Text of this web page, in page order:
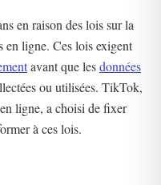
en raison des lois sur la
en ligne. Ces lois exigent
avant que lesdonnées
ou utilisées. TikTok,
ligne, a choisi de fixer
à ces lois.